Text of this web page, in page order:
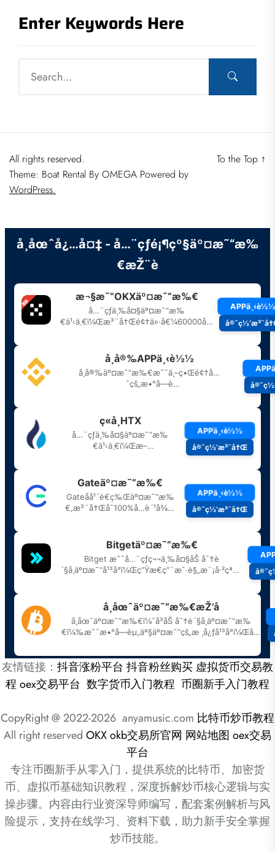
Enter Keywords Here
All rights reserved.
Theme: Boat Rental By OMEGA Powered by
WordPress.
To the Top ↑
友情链接： 抖音涨粉平台 抖音粉丝购买虚拟货币交易教
程oex交易平台 数字货币入门教程 币圈新手入门教程
CopyRight @ 2022-2026 anyamusic.com 比特币炒币教程
All right reserved OKXokb交易所官网 网站地图 oex交易
平台
专注币圈新手从零入门，提供系统的比特币、加密货
币、虚拟币基础知识教程，深度拆解炒币核心逻辑与实
操步骤。内容由行业资深导师编写，配套案例解析与风
险提示，支持在线学习、资料下载，助力新手安全掌握
炒币技能。